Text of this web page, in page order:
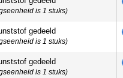
is 1 stuks)
gedeeld
is 1 stuks)
gedeeld
is 1 stuks)